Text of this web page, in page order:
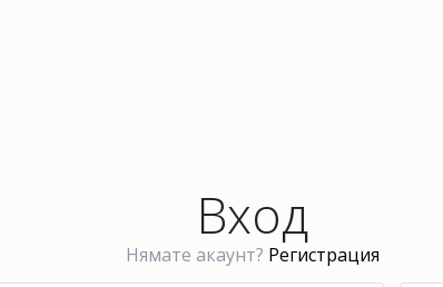
Вход
Нямате акаунт? Регистрация